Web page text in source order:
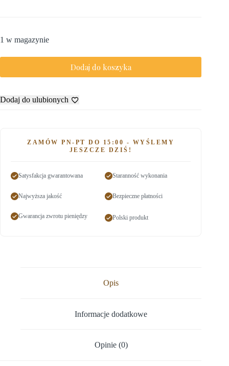
1 w magazynie
Dodaj do koszyka
Dodaj do ulubionych
ZAMÓW PN-PT DO 15:00 - WYŚLEMY
JESZCZE DZIŚ!
Satysfakcja gwarantowana Staranność wykonania
Najwyższa jakość Bezpieczne płatności
Gwarancja zwrotu pieniędzy Polski produkt
Opis
Informacje dodatkowe
Opinie (0)